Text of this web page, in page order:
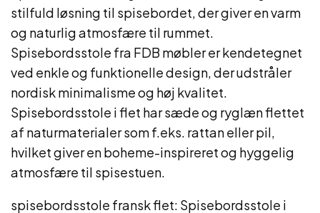
stilfuld løsning til spisebordet, der giver en varm
og naturlig atmosfære til rummet.
Spisebordsstole fra FDB møbler er kendetegnet
ved enkle og funktionelle design, der udstråler
nordisk minimalisme og høj kvalitet.
Spisebordsstole i flet har sæde og ryglæn flettet
af naturmaterialer som f.eks. rattan eller pil,
hvilket giver en boheme-inspireret og hyggelig
atmosfære til spisestuen.
spisebordsstole fransk flet: Spisebordsstole i